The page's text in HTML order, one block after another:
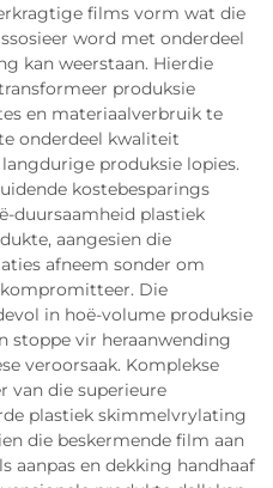
films vorm wat die
word met onderdeel
kan weerstaan. Hierdie
produksie
en materiaalverbruik te
onderdeel kwaliteit
produksie lopies.
kostebesparings
duursaamheid plastiek
aangesien die
afneem sonder om
Die
in hoë-volume produksie
stoppe vir heraanwending
veroorsaak. Komplekse
van die superieure
plastiek skimmelvrylating
die beskermende film aan
aanpas en dekking handhaaf